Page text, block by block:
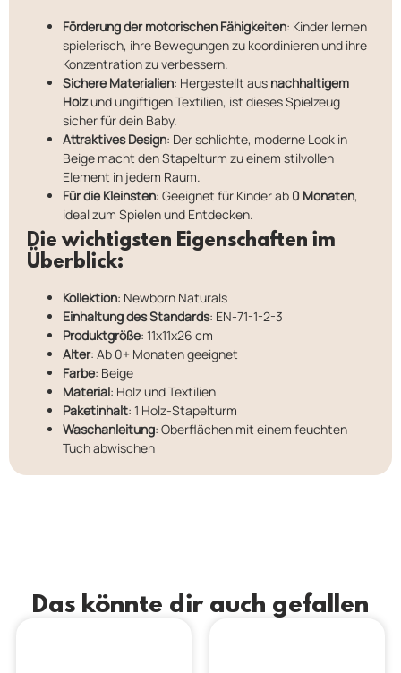
Förderung der motorischen Fähigkeiten: Kinder lernen
spielerisch, ihre Bewegungen zu koordinieren und ihre
Konzentration zu verbessern.
Sichere Materialien: Hergestellt aus nachhaltigem
Holzund ungiftigen Textilien, ist dieses Spielzeug
sicher für dein Baby.
Attraktives Design: Der schlichte, moderne Look in
Beige macht den Stapelturm zu einem stilvollen
Element in jedem Raum.
Für die Kleinsten: Geeignet für Kinder ab 0 Monaten,
ideal zum Spielen und Entdecken.
Die wichtigsten Eigenschaften im
Überblick:
Kollektion: Newborn Naturals
Einhaltung des Standards: EN-71-1-2-3
Produktgröße: 11x11x26 cm
Alter: Ab 0+ Monaten geeignet
Farbe: Beige
Material: Holz und Textilien
Paketinhalt: 1 Holz-Stapelturm
Waschanleitung: Oberflächen mit einem feuchten
Tuch abwischen
Das könnte dir auch gefallen